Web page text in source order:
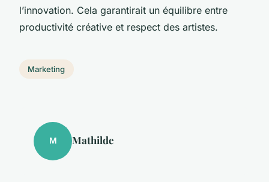
l’innovation. Cela garantirait un équilibre entre
productivité créative et respect des artistes.
Marketing
M Mathilde